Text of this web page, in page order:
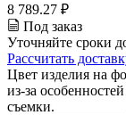
8 789.27 ₽
Под заказ
Уточняйте сроки
Рассчитать
Цвет изделия на
из-за
съемки.